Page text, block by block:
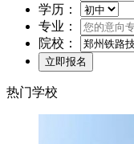
学历：
专业：
院校：
热门学校